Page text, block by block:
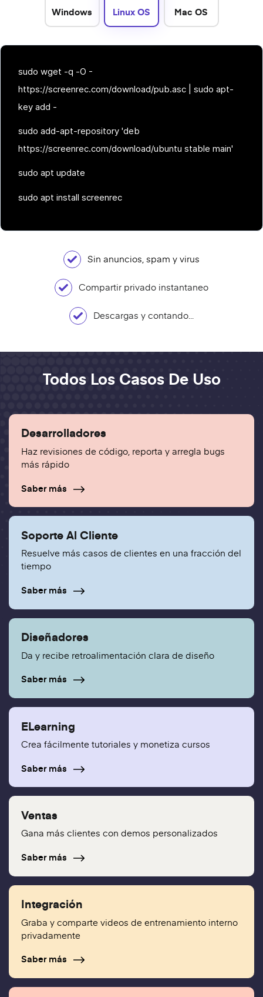
Windows Linux OS Mac OS
sudo wget -q -O -
https://screenrec.com/download/pub.asc | sudo apt-
key add -
sudo add-apt-repository 'deb
https://screenrec.com/download/ubuntu stable main'
sudo apt update
sudo apt install screenrec
Sin anuncios, spam y virus
Compartir privado instantaneo
Descargas y contando...
Todos Los Casos De Uso
Desarrolladores
Haz revisiones de código, reporta y arregla bugs
más rápido
Saber más
Soporte Al Cliente
Resuelve más casos de clientes en una fracción del
tiempo
Saber más
Diseñadores
Da y recibe retroalimentación clara de diseño
Saber más
ELearning
Crea fácilmente tutoriales y monetiza cursos
Saber más
Ventas
Gana más clientes con demos personalizados
Saber más
Integración
Graba y comparte videos de entrenamiento interno
privadamente
Saber más